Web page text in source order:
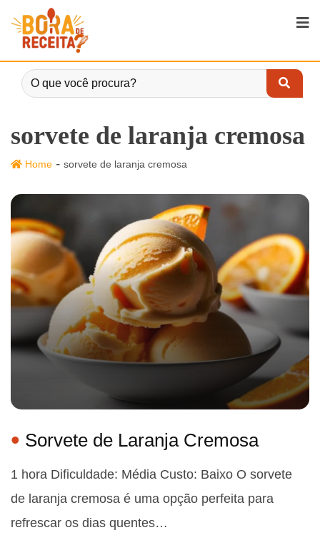
sorvete de laranja cremosa
Home - sorvete de laranja cremosa
Sorvete de Laranja Cremosa
1 hora Dificuldade: Média Custo: Baixo O sorvete
de laranja cremosa é uma opção perfeita para
refrescar os dias quentes…